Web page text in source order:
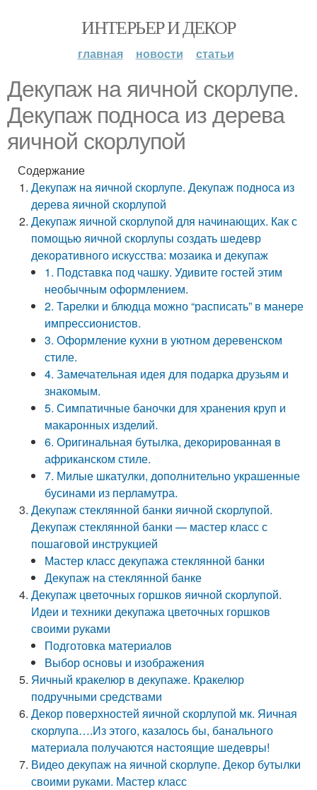
ИНТЕРЬЕР И ДЕКОР
главная новости статьи
Декупаж на яичной скорлупе.
Декупаж подноса из дерева
яичной скорлупой
Содержание
Декупаж на яичной скорлупе. Декупаж подноса из
дерева яичной скорлупой
Декупаж яичной скорлупой для начинающих. Как с
помощью яичной скорлупы создать шедевр
декоративного искусства: мозаика и декупаж
1. Подставка под чашку. Удивите гостей этим
необычным оформлением.
2. Тарелки и блюдца можно “расписать” в манере
импрессионистов.
3. Оформление кухни в уютном деревенском
стиле.
4. Замечательная идея для подарка друзьям и
знакомым.
5. Симпатичные баночки для хранения круп и
макаронных изделий.
6. Оригинальная бутылка, декорированная в
африканском стиле.
7. Милые шкатулки, дополнительно украшенные
бусинами из перламутра.
Декупаж стеклянной банки яичной скорлупой.
Декупаж стеклянной банки — мастер класс с
пошаговой инструкцией
Мастер класс декупажа стеклянной банки
Декупаж на стеклянной банке
Декупаж цветочных горшков яичной скорлупой.
Идеи и техники декупажа цветочных горшков
своими руками
Подготовка материалов
Выбор основы и изображения
Яичный кракелюр в декупаже. Кракелюр
подручными средствами
Декор поверхностей яичной скорлупой мк. Яичная
скорлупа….Из этого, казалось бы, банального
материала получаются настоящие шедевры!
Видео декупаж на яичной скорлупе. Декор бутылки
своими руками. Мастер класс